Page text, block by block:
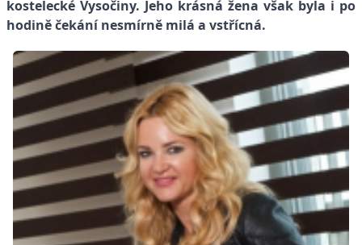
kostelecké Vysočiny. Jeho krásná žena však byla i po
hodině čekání nesmírně milá a vstřícná.